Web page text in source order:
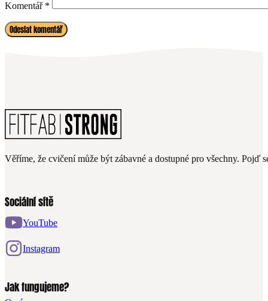
Komentář *
Věříme, že cvičení může být zábavné a dostupné pro všechny. Pojď
Sociální sítě
YouTube
Instagram
Jak fungujeme?